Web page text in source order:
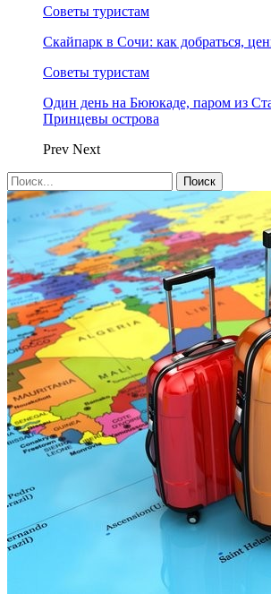
Советы туристам
Скайпарк в Сочи: как добраться,
Советы туристам
Один день на Бююкаде, паром из
Принцевы острова
Prev Next